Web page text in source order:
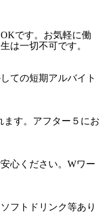
です。お気軽に働
は一切不可です。
ての短期アルバイト
す。アフター５にお
心ください。Wワー
フトドリンク等あり